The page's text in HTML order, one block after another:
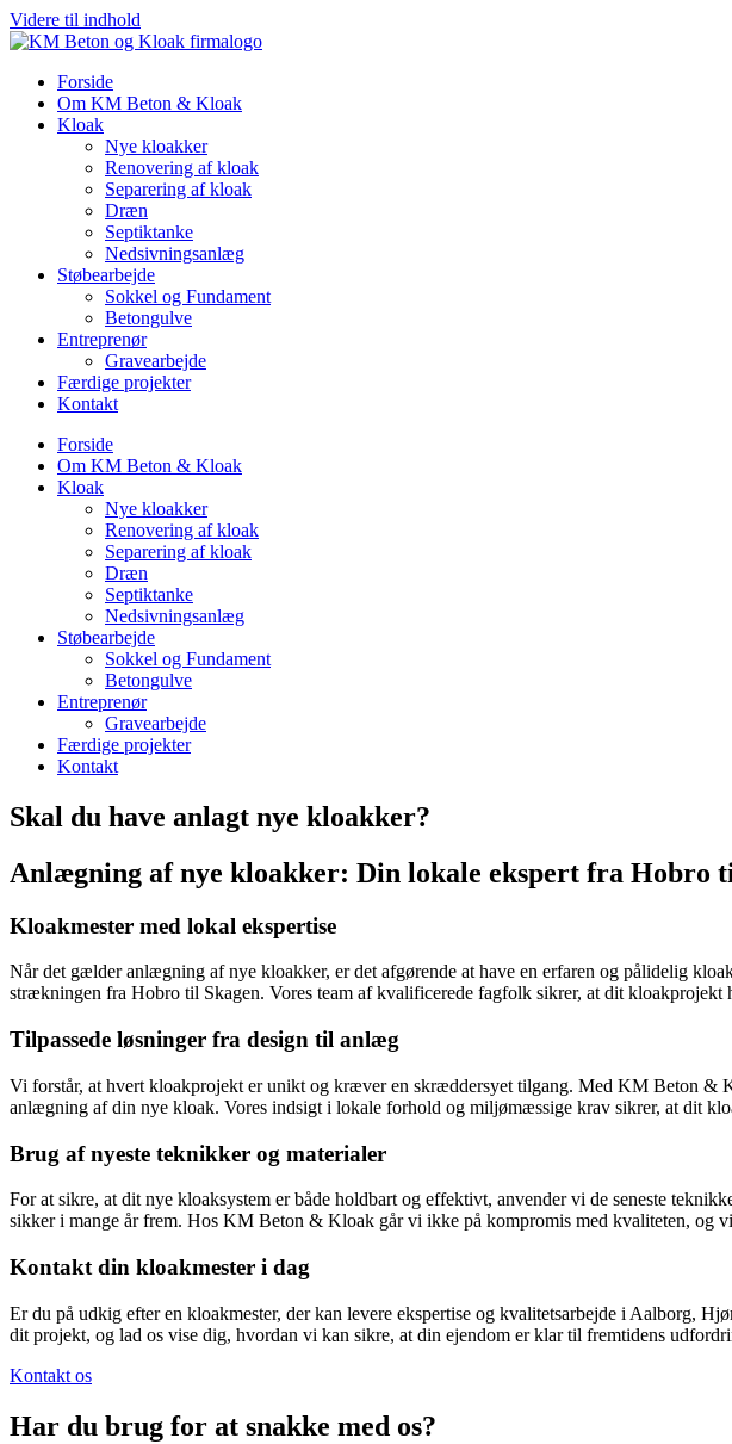
Videre til indhold
Forside
Om KM Beton & Kloak
Kloak
Nye kloakker
Renovering af kloak
Separering af kloak
Dræn
Septiktanke
Nedsivningsanlæg
Støbearbejde
Sokkel og Fundament
Betongulve
Entreprenør
Gravearbejde
Færdige projekter
Kontakt
Forside
Om KM Beton & Kloak
Kloak
Nye kloakker
Renovering af kloak
Separering af kloak
Dræn
Septiktanke
Nedsivningsanlæg
Støbearbejde
Sokkel og Fundament
Betongulve
Entreprenør
Gravearbejde
Færdige projekter
Kontakt
Skal du have anlagt nye kloakker?
Anlægning af nye kloakker: Din lokale ekspert fra Hobro
Kloakmester med lokal ekspertise
Når det gælder anlægning af nye kloakker, er det afgørende at have en erfaren og pålidelig
strækningen fra Hobro til Skagen. Vores team af kvalificerede fagfolk sikrer, at dit kloakprojekt
Tilpassede løsninger fra design til anlæg
Vi forstår, at hvert kloakprojekt er unikt og kræver en skræddersyet tilgang. Med KM Beton &
anlægning af din nye kloak. Vores indsigt i lokale forhold og miljømæssige krav sikrer, at dit
Brug af nyeste teknikker og materialer
For at sikre, at dit nye kloaksystem er både holdbart og effektivt, anvender vi de seneste
sikker i mange år frem. Hos KM Beton & Kloak går vi ikke på kompromis med kvaliteten, og
Kontakt din kloakmester i dag
Er du på udkig efter en kloakmester, der kan levere ekspertise og kvalitetsarbejde i Aalborg,
dit projekt, og lad os vise dig, hvordan vi kan sikre, at din ejendom er klar til fremtidens
Kontakt os
Har du brug for at snakke med os?